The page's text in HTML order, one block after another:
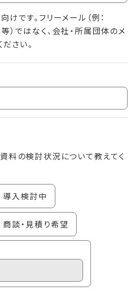
です。フリーメール（例：
ではなく、会社・所属団体のメ
さい。
料の検討状況について教えてく
導入検討中
商談・見積り希望